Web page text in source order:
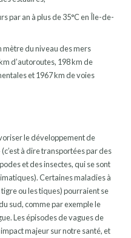
par an à plus de 35°C en Île-de-
mètre du niveau des mers
d’autoroutes, 198 km de
et 1967 km de voies
le développement de
à dire transportées par des
et des insectes, qui se sont
Certaines maladies à
ou les tiques) pourraient se
sud, comme par exemple le
Les épisodes de vagues de
majeur sur notre santé, et